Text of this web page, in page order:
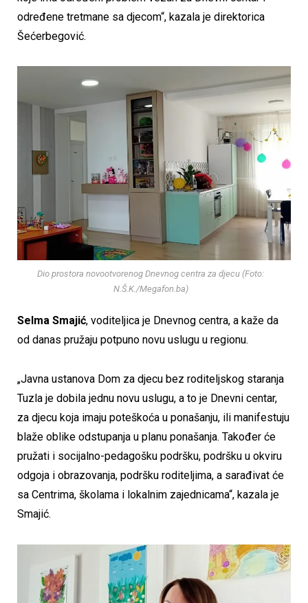
određene tretmane sa djecom“, kazala je direktorica
Šećerbegović.
Dio prostora novootvorenog Dnevnog centra za djecu (Foto:
N.Š.K./Megafon.ba)
Selma Smajić, voditeljica je Dnevnog centra, a kaže da
od danas pružaju potpuno novu uslugu u regionu.
„Javna ustanova Dom za djecu bez roditeljskog staranja
Tuzla je dobila jednu novu uslugu, a to je Dnevni centar,
za djecu koja imaju poteškoća u ponašanju, ili manifestuju
blaže oblike odstupanja u planu ponašanja. Također će
pružati i socijalno-pedagošku podršku, podršku u okviru
odgoja i obrazovanja, podršku roditeljima, a sarađivat će
sa Centrima, školama i lokalnim zajednicama“, kazala je
Smajić.